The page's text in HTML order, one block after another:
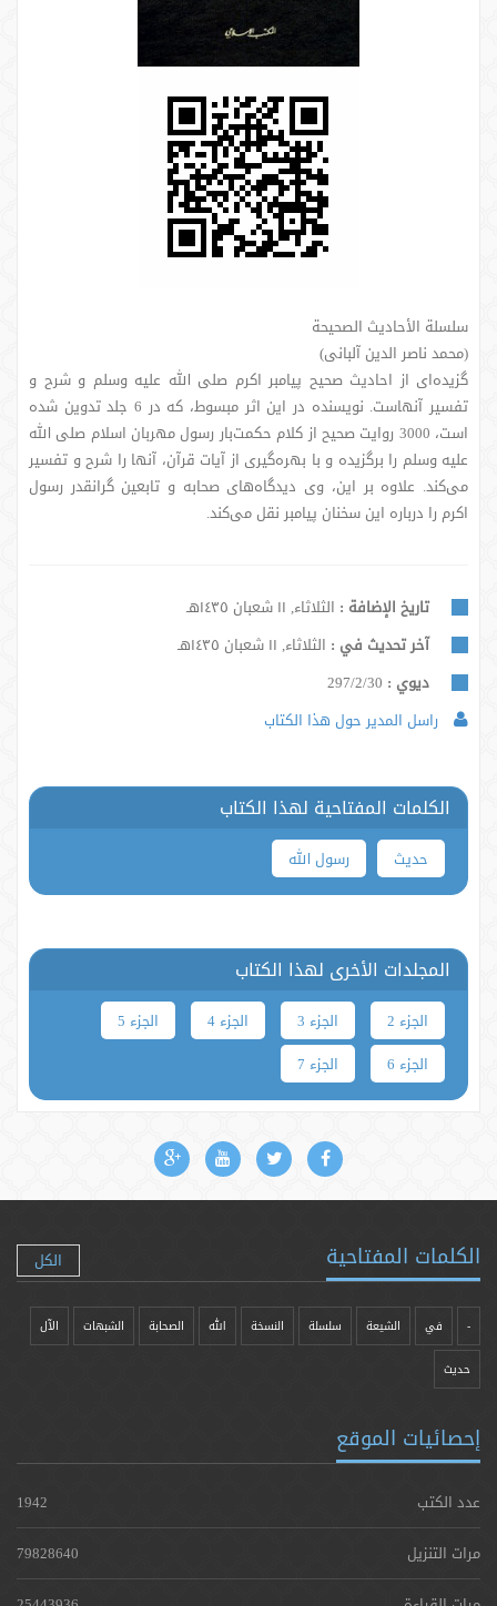
سلسلة الأحادیث الصحیحة
(محمد ناصر الدین آلبانی)
گزیده‌ای از احادیث صحیح پیامبر اکرم صلی الله علیه وسلم و شرح و
تفسیر آنهاست. نویسنده در این اثر مبسوط، که در 6 جلد تدوین شده
است، 3000 روایت صحیح از کلام حکمت‌بار رسول مهربان اسلام صلی الله
علیه وسلم را برگزیده و با بهره‌گیری از آیات قرآن، آنها را شرح و تفسیر
می‌کند. علاوه بر این، وی دیدگاه‌های صحابه و تابعین گرانقدر رسول
اکرم را درباره این سخنان پیامبر نقل می‌کند.
تاريخ الإضافة : الثلاثاء, ١١ شعبان ١٤٣٥هـ
آخر تحديث في : الثلاثاء, ١١ شعبان ١٤٣٥هـ
ديوي : 297/2/30
راسل المدير حول هذا الكتاب
الكلمات المفتاحية لهذا الكتاب
حدیث رسول الله
المجلدات الأخرى لهذا الكتاب
الجزء 2 الجزء 3 الجزء 4
الجزء 5
الجزء 6
الجزء 7
الكلمات المفتاحية الكل
- في الشيعة سلسلة النسخة الله الصحابة الشبهات الآل
حدیث
إحصائيات الموقع
عدد الكتب
1942
مرات التنزيل
79828640